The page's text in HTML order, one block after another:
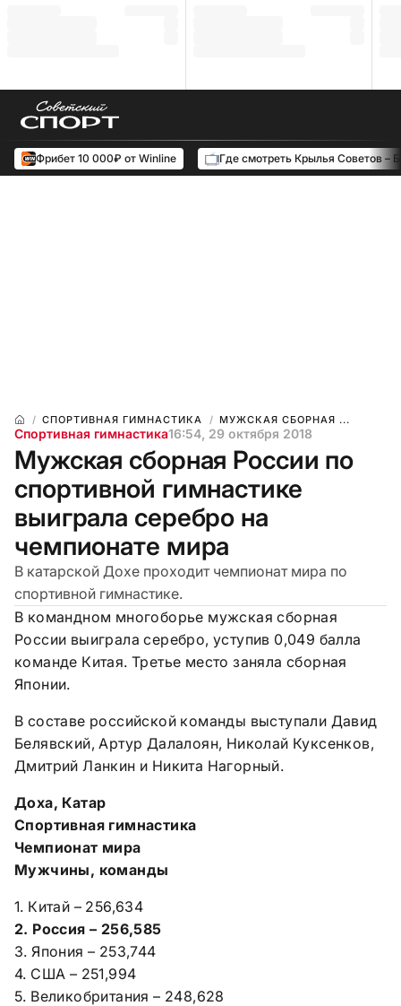
Фрибет 10 000₽ от Winline Где смотреть Крылья Советов –
СПОРТИВНАЯ ГИМНАСТИКА МУЖСКАЯ СБОРНАЯ ...
Спортивная гимнастика16:54, 29 октября 2018
Мужская сборная России по
спортивной гимнастике
выиграла серебро на
чемпионате мира
В катарской Дохе проходит чемпионат мира по
спортивной гимнастике.
В командном многоборье мужская сборная
России выиграла серебро, уступив 0,049 балла
команде Китая. Третье место заняла сборная
Японии.
В составе российской команды выступали Давид
Белявский, Артур Далалоян, Николай Куксенков,
Дмитрий Ланкин и Никита Нагорный.
Доха, Катар
Спортивная гимнастика
Чемпионат мира
Мужчины, команды
1. Китай – 256,634
2. Россия – 256,585
3. Япония – 253,744
4. США – 251,994
5. Великобритания – 248,628